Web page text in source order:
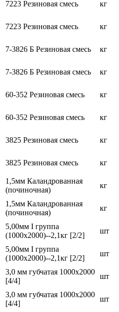
7223 Резиновая смесь кг
7223 Резиновая смесь кг
7-3826 Б Резиновая смесь кг
7-3826 Б Резиновая смесь кг
60-352 Резиновая смесь кг
60-352 Резиновая смесь кг
3825 Резиновая смесь кг
3825 Резиновая смесь кг
1,5мм Каландрованная
(починочная)
кг
1,5мм Каландрованная
(починочная)
кг
5,00мм I группа
(1000х2000)--2,1кг [2/2]
шт
5,00мм I группа
(1000х2000)--2,1кг [2/2]
шт
3,0 мм губчатая 1000х2000
[4/4]
шт
3,0 мм губчатая 1000х2000
[4/4]
шт